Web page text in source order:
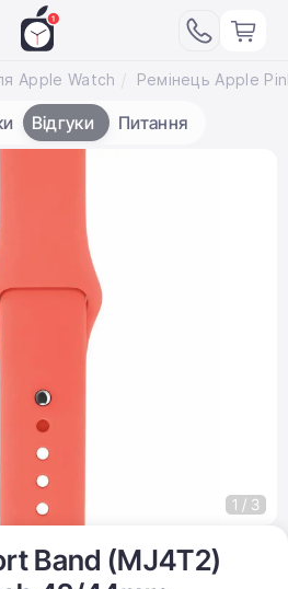
Apple Watch
Відгуки Питання
Band (MJ4T2)
1 / 3